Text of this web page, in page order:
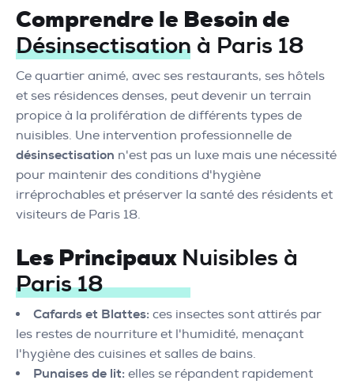
Comprendre le Besoin de
Désinsectisation à Paris 18
Ce quartier animé, avec ses restaurants, ses hôtels
et ses résidences denses, peut devenir un terrain
propice à la prolifération de différents types de
nuisibles. Une intervention professionnelle de
désinsectisation n'est pas un luxe mais une nécessité
pour maintenir des conditions d'hygiène
irréprochables et préserver la santé des résidents et
visiteurs de Paris 18.
Les Principaux Nuisibles à
Paris 18
Cafards et Blattes: ces insectes sont attirés par
les restes de nourriture et l'humidité, menaçant
l'hygiène des cuisines et salles de bains.
Punaises de lit: elles se répandent rapidement